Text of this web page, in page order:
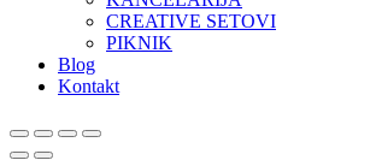
CREATIVE SETOVI
PIKNIK
Blog
Kontakt